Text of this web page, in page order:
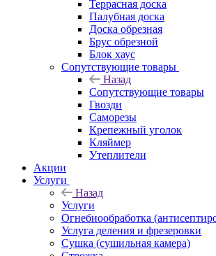
Террасная доска
Палубная доска
Доска обрезная
Брус обрезной
Блок хаус
Сопутствующие товары
Назад
Сопутствующие товары
Гвозди
Саморезы
Крепежный уголок
Кляймер
Утеплители
Акции
Услуги
Назад
Услуги
Огнебиообработка
Услуга деления и фрезеровки
Сушка (сушильная камера)